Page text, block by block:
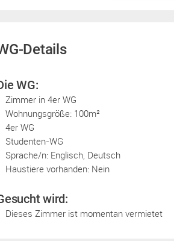
Details
WG:
Zimmer in 4er WG
Wohnungsgröße: 100m²
4er WG
Studenten-WG
Sprache/n: Englisch, Deutsch
Haustiere vorhanden: Nein
wird:
Dieses Zimmer ist momentan vermietet